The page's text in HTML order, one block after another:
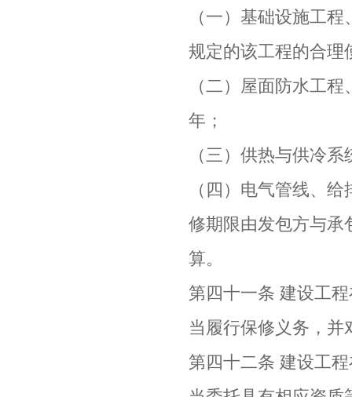
（一）基础设施工
规定的该工程的合理
（二）屋面防水工
年；
（三）供热与供冷
（四）电气管线、
修期限由发包方与承
算。
第四十一条 建设工
当履行保修义务，
第四十二条 建设工